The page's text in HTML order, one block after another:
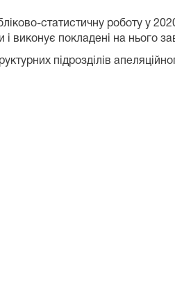
статистичну роботу у
виконує покладені на нього
підрозділів